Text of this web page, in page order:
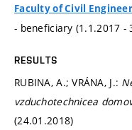
Faculty of Civil
- beneficiary (1.1.2017 -
RESULTS
RUBINA, A.; VRÁNA, J.:
vzduchotechnicea
(24.01.2018)